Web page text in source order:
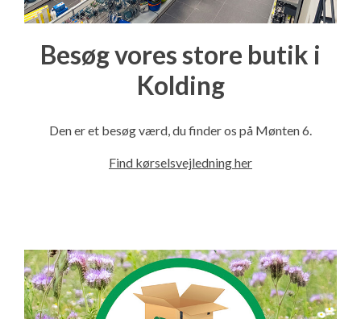
Besøg vores store butik i
Kolding
Den er et besøg værd, du finder os på Mønten 6.
Find kørselsvejledning her